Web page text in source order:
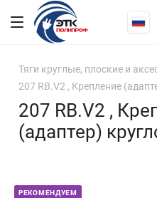
Тяги круглые, плоские и
207 RB.V2 , Крепление
207 RB.V2 ,
(адаптер)
РЕКОМЕНДУЕМ